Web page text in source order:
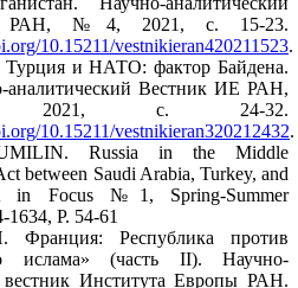
РАН, №4, 2021, с. 15-23.
10.15211/vestnikieran420211523.
и НАТО: фактор Байдена.
аналитический Вестник ИЕ РАН,
с. 24-32.
10.15211/vestnikieran320212432.
Russia in the Middle
between Saudi Arabia, Turkey, and
Focus №1, Spring-Summer
1634, P. 54-61
Республика против
ислама» (часть II). Научно-
вестник Института Европы РАН.